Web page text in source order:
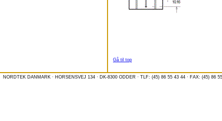
Gå til top
NORDTEK DANMARK · HORSENSVEJ 134 · DK-8300 ODDER · TLF: (45) 86 55 43 44 · FAX: (45) 86